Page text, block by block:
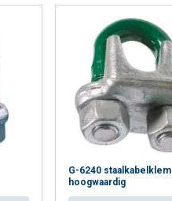
G-6240 staalkabelklem
hoogwaardig